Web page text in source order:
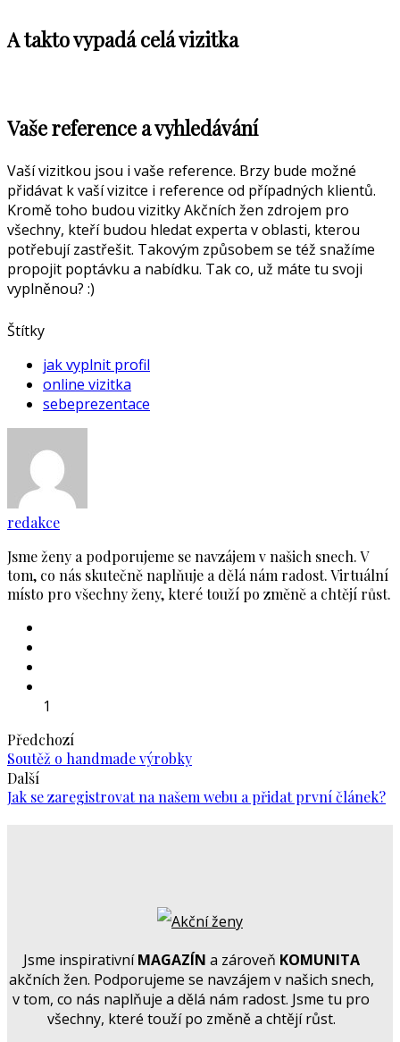
A takto vypadá celá vizitka
Vaše reference a vyhledávání
Vaší vizitkou jsou i vaše reference. Brzy bude možné
přidávat k vaší vizitce i reference od případných klientů.
Kromě toho budou vizitky Akčních žen zdrojem pro
všechny, kteří budou hledat experta v oblasti, kterou
potřebují zastřešit. Takovým způsobem se též snažíme
propojit poptávku a nabídku. Tak co, už máte tu svoji
vyplněnou? :)
Štítky
jak vyplnit profil
online vizitka
sebeprezentace
redakce
Jsme ženy a podporujeme se navzájem v našich snech. V
tom, co nás skutečně naplňuje a dělá nám radost. Virtuální
místo pro všechny ženy, které touží po změně a chtějí růst.
1
Předchozí
Soutěž o handmade výrobky
Další
Jak se zaregistrovat na našem webu a přidat první článek?
Jsme inspirativníMAGAZÍN a zároveň KOMUNITA
akčních žen. Podporujeme se navzájem v našich snech,
v tom, co nás naplňuje a dělá nám radost. Jsme tu pro
všechny, které touží po změně a chtějí růst.